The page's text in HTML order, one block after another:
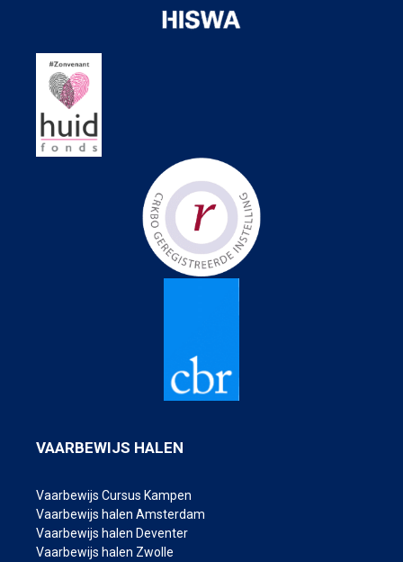
VAARBEWIJS HALEN
Vaarbewijs Cursus Kampen
Vaarbewijs halen Amsterdam
Vaarbewijs halen Deventer
Vaarbewijs halen Zwolle